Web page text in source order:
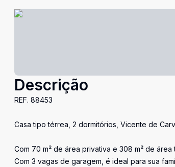
Descrição
REF. 88453
Casa tipo térrea, 2 dormitórios, Vicente de
Com 70 m² de área privativa e 308 m² de
Com 3 vagas de garagem, é ideal para sua